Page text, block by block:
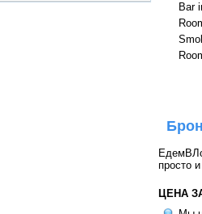
Bar
просто
ЦЕНА